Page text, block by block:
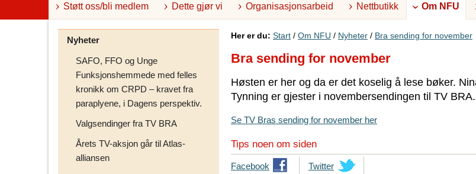
Støtt oss/bli medlem Dette gjør vi Organisasjonsarbeid Nettbutikk Om NFU
Nyheter
SAFO, FFO og Unge
Funksjonshemmede med felles
kronikk om CRPD – kravet fra
paraplyene, i Dagens perspektiv.
Valgsendinger fra TV BRA
Årets TV-aksjon går til Atlas-
alliansen
Her er du: Start / Om NFU / Nyheter / Bra sending for november
Bra sending for november
Høsten er her og da er det koselig å lese bøker.
Tynning er gjester i novembersendingen til TV BRA.
Se TV Bras sending for november her
Tips noen om siden
T
Facebook
T
Twitter